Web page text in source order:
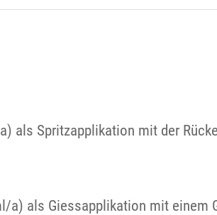
als Spritzapplikation mit der
a) als Giessapplikation mit